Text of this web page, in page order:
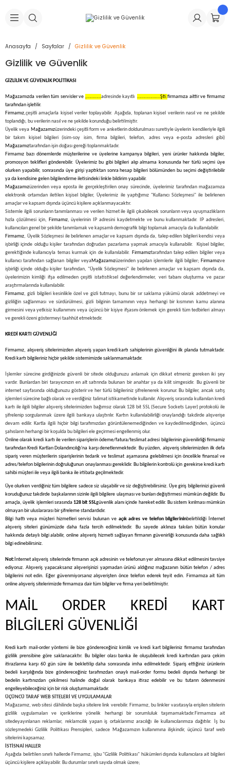
Geri Dön
Makineleri
Geri Dön
Dolgu Lastikleri
Dolgu Lastikleri
Geri Dön
İç Lastikleri
Geri Dön
Geri Dön
& Sibop İlaveleri
Kapağı
Geri Dön
Tüpü
& Spreyler
Geri Dön
Makinesi Yedek Parçaları
Anasayfa Sayfalar Gizlilik ve Güvenlik
Gizlilik ve Güvenlik
GİZLİLİK VE GÜVENLİK POLİTİKASI
Mağazamızda verilen tüm servisler ve ,…………adresinde kayıtlı ……………….Şti.firmamıza aittir ve firmamız
tarafından işletilir.
Firmamız,çeşitli amaçlarla kişisel veriler toplayabilir. Aşağıda, toplanan kişisel verilerin nasıl ve ne şekilde
toplandığı, bu verilerin nasıl ve ne şekilde korunduğu belirtilmiştir.
Üyelik veya Mağazamızüzerindeki çeşitli form ve anketlerin doldurulması suretiyle üyelerin kendileriyle ilgili
bir takım kişisel bilgileri (isim-soy isim, firma bilgileri, telefon, adres veya e-posta adresleri gibi)
Mağazamıztarafından işin doğası gereği toplanmaktadır.
Firmamız bazı dönemlerde müşterilerine ve üyelerine kampanya bilgileri, yeni ürünler hakkında bilgiler,
promosyon teklifleri gönderebilir. Üyelerimiz bu gibi bilgileri alıp almama konusunda her türlü seçimi üye
olurken yapabilir, sonrasında üye girişi yaptıktan sonra hesap bilgileri bölümünden bu seçimi değiştirilebilir
ya da kendisine gelen bilgilendirme iletisindeki linkle bildirim yapabilir.
Mağazamızüzerinden veya eposta ile gerçekleştirilen onay sürecinde, üyelerimiz tarafından mağazamıza
elektronik ortamdan iletilen kişisel bilgiler, Üyelerimiz ile yaptığımız "Kullanıcı Sözleşmesi" ile belirlenen
amaçlar ve kapsam dışında üçüncü kişilere açıklanmayacaktır.
Sistemle ilgili sorunların tanımlanması ve verilen hizmet ile ilgili çıkabilecek sorunların veya uyuşmazlıkların
hızla çözülmesi için, Firmamız, üyelerinin IP adresini kaydetmekte ve bunu kullanmaktadır. IP adresleri,
kullanıcıları genel bir şekilde tanımlamak ve kapsamlı demografik bilgi toplamak amacıyla da kullanılabilir.
Firmamız, Üyelik Sözleşmesi ile belirlenen amaçlar ve kapsam dışında da, talep edilen bilgileri kendisi veya
işbirliği içinde olduğu kişiler tarafından doğrudan pazarlama yapmak amacıyla kullanabilir. Kişisel bilgiler,
gerektiğinde kullanıcıyla temas kurmak için de kullanılabilir. Firmamıztarafından talep edilen bilgiler veya
kullanıcı tarafından sağlanan bilgiler veyaMağazamızüzerinden yapılan işlemlerle ilgili bilgiler; Firmamızve
işbirliği içinde olduğu kişiler tarafından, "Üyelik Sözleşmesi" ile belirlenen amaçlar ve kapsam dışında da,
üyelerimizin kimliği ifşa edilmeden çeşitli istatistiksel değerlendirmeler, veri tabanı oluşturma ve pazar
araştırmalarında kullanılabilir.
Firmamız, gizli bilgileri kesinlikle özel ve gizli tutmayı, bunu bir sır saklama yükümü olarak addetmeyi ve
gizliliğin sağlanması ve sürdürülmesi, gizli bilginin tamamının veya herhangi bir kısmının kamu alanına
girmesini veya yetkisiz kullanımını veya üçüncü bir kişiye ifşasını önlemek için gerekli tüm tedbirleri almayı
ve gerekli özeni göstermeyi taahhüt etmektedir.
KREDİ KARTI GÜVENLİĞİ
Firmamız, alışveriş sitelerimizden alışveriş yapan kredi kartı sahiplerinin güvenliğini ilk planda tutmaktadır.
Kredi kartı bilgileriniz hiçbir şekilde sistemimizde saklanmamaktadır.
İşlemler sürecine girdiğinizde güvenli bir sitede olduğunuzu anlamak için dikkat etmeniz gereken iki şey
vardır. Bunlardan biri tarayıcınızın en alt satırında bulunan bir anahtar ya da kilit simgesidir. Bu güvenli bir
internet sayfasında olduğunuzu gösterir ve her türlü bilgileriniz şifrelenerek korunur. Bu bilgiler, ancak satış
işlemleri sürecine bağlı olarak ve verdiğiniz talimat istikametinde kullanılır. Alışveriş sırasında kullanılan kredi
kartı ile ilgili bilgiler alışveriş sitelerimizden bağımsız olarak 128 bit SSL (Secure Sockets Layer) protokolü ile
şifrelenip sorgulanmak üzere ilgili bankaya ulaştırılır. Kartın kullanılabilirliği onaylandığı takdirde alışverişe
devam edilir. Kartla ilgili hiçbir bilgi tarafımızdan görüntülenemediğinden ve kaydedilmediğinden, üçüncü
şahısların herhangi bir koşulda bu bilgileri ele geçirmesi engellenmiş olur.
Online olarak kredi kartı ile verilen siparişlerin ödeme/fatura/teslimat adresi bilgilerinin güvenilirliği firmamiz
tarafından Kredi Kartları Dolandırıcılığı'na karşı denetlenmektedir. Bu yüzden, alışveriş sitelerimizden ilk defa
sipariş veren müşterilerin siparişlerinin tedarik ve teslimat aşamasına gelebilmesi için öncelikle finansal ve
adres/telefon bilgilerinin doğruluğunun onaylanması gereklidir. Bu bilgilerin kontrolü için gerekirse kredi kartı
sahibi müşteri ile veya ilgili banka ile irtibata geçilmektedir.
Üye olurken verdiğiniz tüm bilgilere sadece siz ulaşabilir ve siz değiştirebilirsiniz. Üye giriş bilgilerinizi güvenli
koruduğunuz takdirde başkalarının sizinle ilgili bilgilere ulaşması ve bunları değiştirmesi mümkün değildir. Bu
amaçla, üyelik işlemleri sırasında 128 bit SSLgüvenlik alanı içinde hareket edilir. Bu sistem kırılması mümkün
olmayan bir uluslararası bir şifreleme standardıdır.
Bilgi hattı veya müşteri hizmetleri servisi bulunan ve açık adres ve telefon bilgilerininbelirtildiği İnternet
alışveriş siteleri günümüzde daha fazla tercih edilmektedir. Bu sayede aklınıza takılan bütün konular
hakkında detaylı bilgi alabilir, online alışveriş hizmeti sağlayan firmanın güvenirliği konusunda daha sağlıklı
bilgi edinebilirsiniz.
Not: İnternet alışveriş sitelerinde firmanın açık adresinin ve telefonun yer almasına dikkat edilmesini tavsiye
ediyoruz. Alışveriş yapacaksanız alışverişinizi yapmadan ürünü aldığınız mağazanın bütün telefon / adres
bilgilerini not edin. Eğer güvenmiyorsanız alışverişten önce telefon ederek teyit edin. Firmamıza ait tüm
online alışveriş sitelerimizde firmamıza dair tüm bilgiler ve firma yeri belirtilmiştir.
MAİL ORDER KREDİ KART
BİLGİLERİ GÜVENLİĞİ
Kredi kartı mail-order yöntemi ile bize göndereceğiniz kimlik ve kredi kart bilgileriniz firmamız tarafından
gizlilik prensibine göre saklanacaktır. Bu bilgiler olası banka ile oluşubilecek kredi kartından para çekim
itirazlarına karşı 60 gün süre ile bekletilip daha sonrasında imha edilmektedir. Sipariş ettiğiniz ürünlerin
bedeli karşılığında bize göndereceğiniz tarafınızdan onaylı mail-order formu bedeli dışında herhangi bir
bedelin kartınızdan çekilmesi halinde doğal olarak bankaya itiraz edebilir ve bu tutarın ödenmesini
engelleyebileceğiniz için bir risk oluşturmamaktadır.
ÜÇÜNCÜ TARAF WEB SİTELERİ VE UYGULAMALAR
Mağazamız, web sitesi dâhilinde başka sitelere link verebilir. Firmamız, bu linkler vasıtasıyla erişilen sitelerin
gizlilik uygulamaları ve içeriklerine yönelik herhangi bir sorumluluk taşımamaktadır.Firmamıza ait
sitedeyayınlanan reklamlar, reklamcılık yapan iş ortaklarımız aracılığı ile kullanıcılarımıza dağıtılır. İş bu
sözleşmedeki Gizlilik Politikası Prensipleri, sadece Mağazamızın kullanımına ilişkindir, üçüncü taraf web
sitelerini kapsamaz.
İSTİSNAİ HALLER
Aşağıda belirtilen sınırlı hallerde Firmamız, işbu "Gizlilik Politikası" hükümleri dışında kullanıcılara ait bilgileri
üçüncü kişilere açıklayabilir. Bu durumlar sınırlı sayıda olmak üzere;